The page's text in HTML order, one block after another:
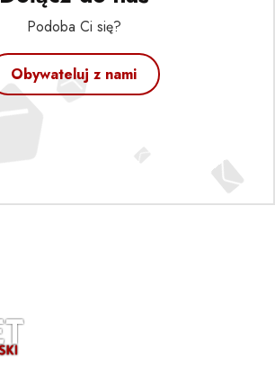
Podoba Ci się?
Obywateluj z nami